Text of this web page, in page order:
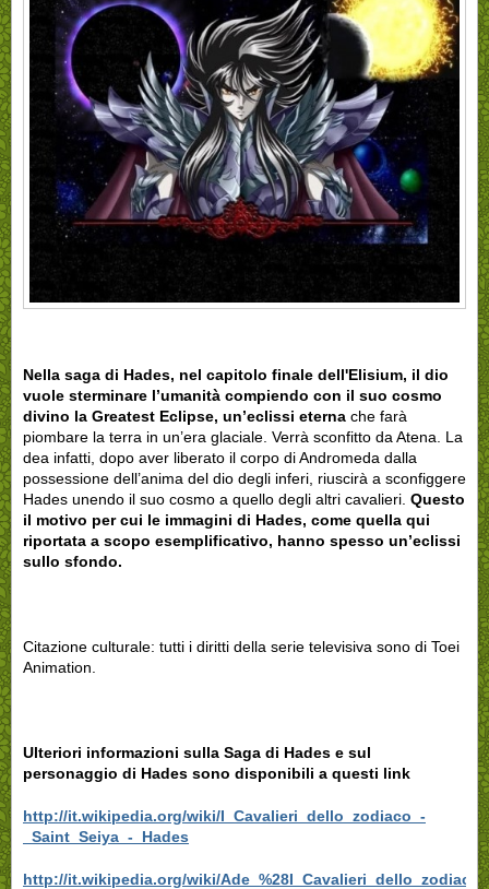
Nella saga di Hades, nel capitolo finale dell'Elisium, il dio
vuole sterminare l’umanità compiendo con il suo cosmo
divino la Greatest Eclipse, un’eclissi eterna che farà
piombare la terra in un’era glaciale. Verrà sconfitto da Atena. La
dea infatti, dopo aver liberato il corpo di Andromeda dalla
possessione dell’anima del dio degli inferi, riuscirà a sconfiggere
Hades unendo il suo cosmo a quello degli altri cavalieri. Questo
il motivo per cui le immagini di Hades, come quella qui
riportata a scopo esemplificativo, hanno spesso un’eclissi
sullo sfondo.
Citazione culturale: tutti i diritti della serie televisiva sono di Toei
Animation.
Ulteriori informazioni sulla Saga di Hades e sul
personaggio di Hades sono disponibili a questi link
http://it.wikipedia.org/wiki/I_Cavalieri_dello_zodiaco_-
_Saint_Seiya_-_Hades
http://it.wikipedia.org/wiki/